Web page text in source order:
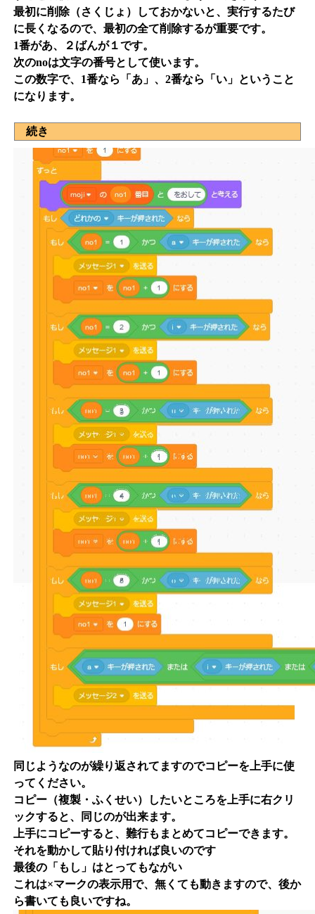
最初に削除（さくじょ）しておかないと、実行するたび
に長くなるので、最初の全て削除するが重要です。
1番があ、２ばんが１です。
次のnoは文字の番号として使います。
この数字で、1番なら「あ」、2番なら「い」ということ
になります。
続き
同じようなのが繰り返されてますのでコピーを上手に使
ってください。
コピー（複製・ふくせい）したいところを上手に右クリ
ックすると、同じのが出来ます。
上手にコピーすると、難行もまとめてコピーできます。
それを動かして貼り付ければ良いのです
最後の「もし」はとってもながい
これは×マークの表示用で、無くても動きますので、後か
ら書いても良いですね。